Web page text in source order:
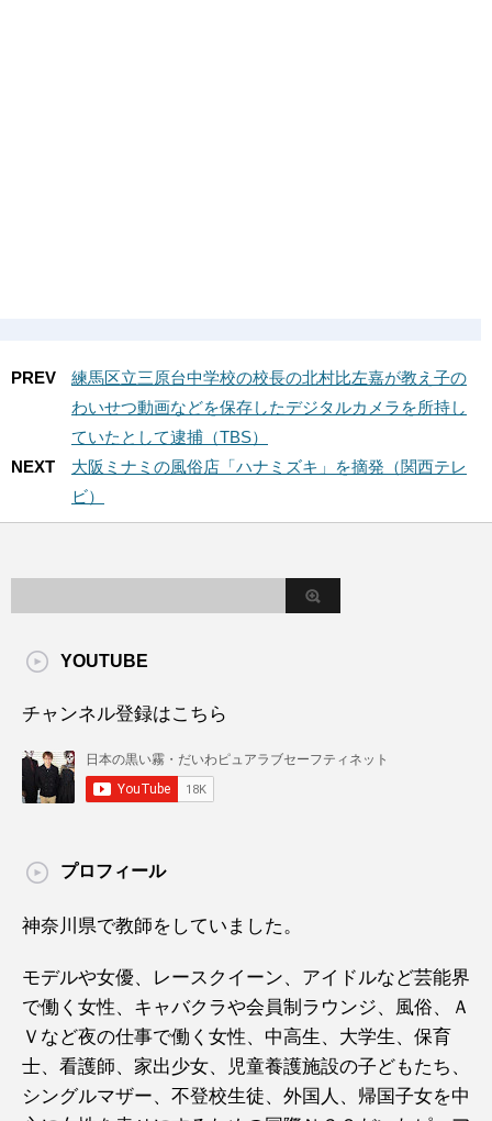
PREV
練馬区立三原台中学校の校長の北村比左嘉が教え子の
わいせつ動画などを保存したデジタルカメラを所持し
ていたとして逮捕（TBS）
NEXT
大阪ミナミの風俗店「ハナミズキ」を摘発（関西テレ
ビ）
YOUTUBE
チャンネル登録はこちら
プロフィール
神奈川県で教師をしていました。
モデルや女優、レースクイーン、アイドルなど芸能界
で働く女性、キャバクラや会員制ラウンジ、風俗、Ａ
Ｖなど夜の仕事で働く女性、中高生、大学生、保育
士、看護師、家出少女、児童養護施設の子どもたち、
シングルマザー、不登校生徒、外国人、帰国子女を中